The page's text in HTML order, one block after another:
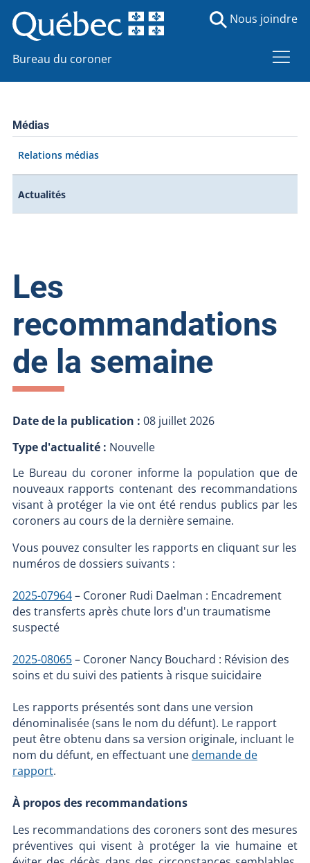
Bureau du coroner
Nous joindre
Médias
Relations médias
Actualités
Les
recommandations
de la semaine
Date de la publication : 08 juillet 2026
Type d'actualité : Nouvelle
Le Bureau du coroner informe la population que de
nouveaux rapports contenant des recommandations
visant à protéger la vie ont été rendus publics par les
coroners au cours de la dernière semaine.
Vous pouvez consulter les rapports en cliquant sur les
numéros de dossiers suivants :
2025-07964– Coroner Rudi Daelman : Encadrement
des transferts après chute lors d'un traumatisme
suspecté
2025-08065– Coroner Nancy Bouchard : Révision des
soins et du suivi des patients à risque suicidaire
Les rapports présentés sont dans une version
dénominalisée (sans le nom du défunt). Le rapport
peut être obtenu dans sa version originale, incluant le
nom du défunt, en effectuant unedemande de
rapport.
À propos des recommandations
Les recommandations des coroners sont des mesures
préventives qui visent à protéger la vie humaine et